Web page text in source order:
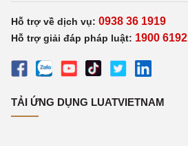
Hỗ trợ về dịch vụ: 0938 36 1919
Hỗ trợ giải đáp pháp luật: 1900 6192
TẢI ỨNG DỤNG LUATVIETNAM